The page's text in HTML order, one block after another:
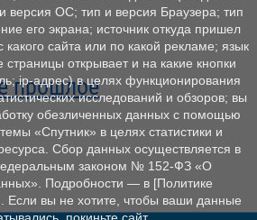
прошлое
версия ОС; тип и версия Браузера; тип
его экрана; источник откуда пришел
какого сайта или по какой рекламе; язык
открывает и на какие кнопки
ip-адрес) в целях функционирования
исследований и обзоров; вы
обезличенных данных с помощью
«Спутник» в целях статистики и
Сбор данных осуществляется в
законом № 152‑ФЗ «О
Подробности — в [Политике
Если вы не хотите, чтобы ваши данные